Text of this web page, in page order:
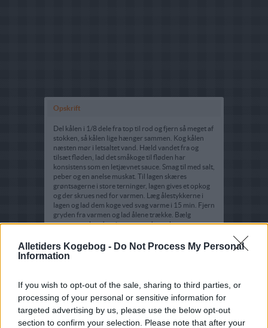
Alletiders Kogebog - Do Not Process My Personal
Information
If you wish to opt-out of the sale, sharing to third parties, or
processing of your personal or sensitive information for
targeted advertising by us, please use the below opt-out
section to confirm your selection. Please note that after your
Opskrift
Del kålen i 1/8 dele fra top til rod og fjern så meget af
stokken, så kålen lige hænger sammen. Kog kålen
næsten mør i letsaltet vand. Hæld vandet fra og
tilsæt fløden, lad det småkoge til fløden har
konsistens som en letjævnet sauce. Smag til med salt,
peber og en anelse muskat. Til lagen skæres
grøntsagerne i store terninger, lagen gives et opkog
og der skrues ned for varmen. Læg ålestykkerne i
lagen og lad dem koge ved svag varme i 15 min. Fjern
gryden fra varmen og lad ålene trække. Bælg
ærterne og lun dem i smørret uden at brune.